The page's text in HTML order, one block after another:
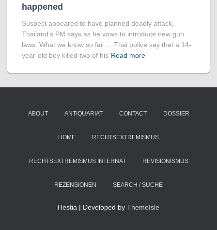
happened
Suspect appeared to have planned deadly attack,
Thailand’s PM says as he vows to introduce new gun
laws. What we know so far … Thai police say that a 14-
year-old boy killed two of his Read more
ABOUT ANTIQUARIAT CONTACT DOSSIER
HOME RECHTSEXTREMISMUS
RECHTSEXTREMISMUS INTERNAT REVISIONISMUS
REZENSIONEN SEARCH / SUCHE
Hestia | Developed by ThemeIsle